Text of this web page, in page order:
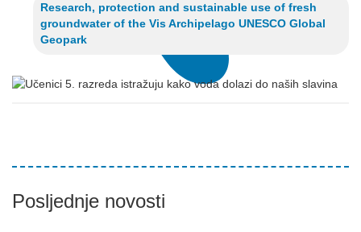
Research, protection and sustainable use of fresh
groundwater of the Vis Archipelago UNESCO Global
Geopark
Posljednje novosti